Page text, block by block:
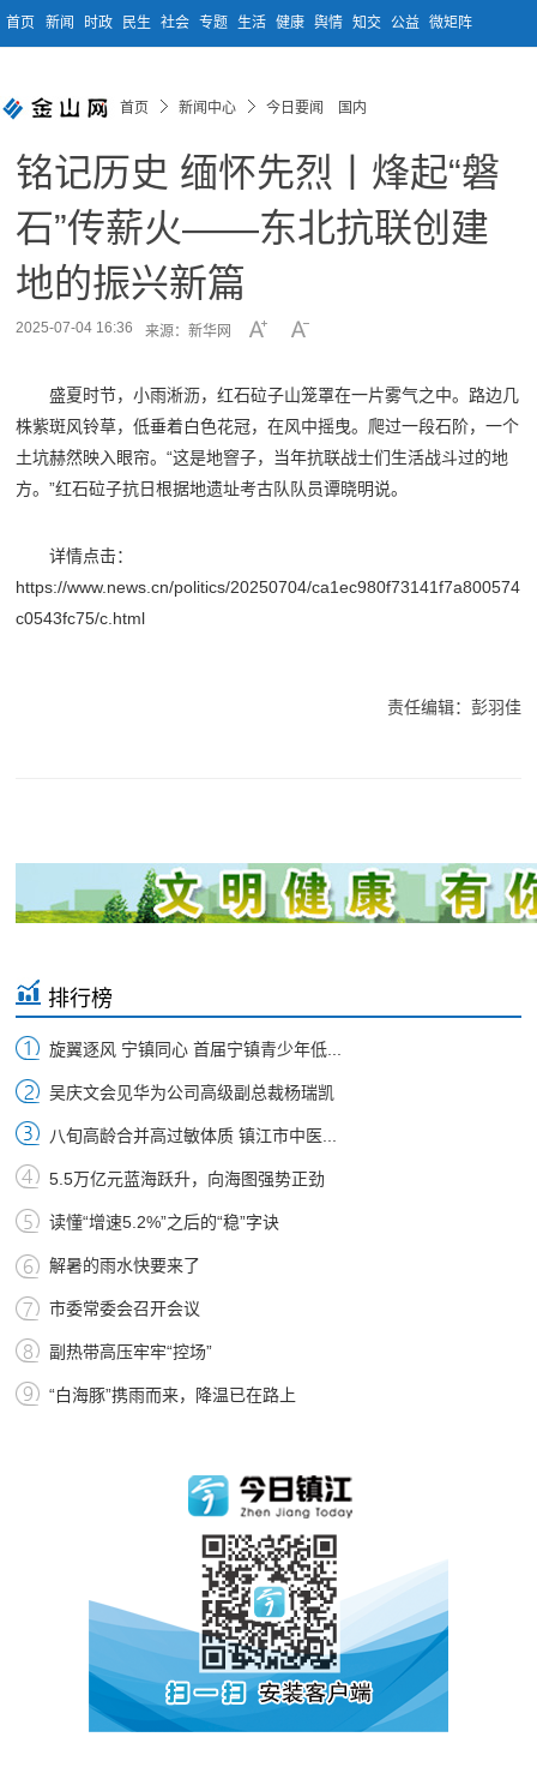
首页 新闻 时政 民生 社会 专题 生活 健康 舆情 知交 公益 微矩阵
首页 新闻中心 今日要闻 国内
铭记历史 缅怀先烈丨烽起“磐
石”传薪火——东北抗联创建
地的振兴新篇
2025-07-04 16:36 来源：新华网
盛夏时节，小雨淅沥，红石砬子山笼罩在一片雾气之中。路边几
株紫斑风铃草，低垂着白色花冠，在风中摇曳。爬过一段石阶，一个
土坑赫然映入眼帘。“这是地窨子，当年抗联战士们生活战斗过的地
方。”红石砬子抗日根据地遗址考古队队员谭晓明说。
详情点击：
https://www.news.cn/politics/20250704/ca1ec980f73141f7a800574
c0543fc75/c.html
责任编辑：彭羽佳
排行榜
旋翼逐风 宁镇同心 首届宁镇青少年低...
吴庆文会见华为公司高级副总裁杨瑞凯
八旬高龄合并高过敏体质 镇江市中医...
5.5万亿元蓝海跃升，向海图强势正劲
读懂“增速5.2%”之后的“稳”字诀
解暑的雨水快要来了
市委常委会召开会议
副热带高压牢牢“控场”
“白海豚”携雨而来，降温已在路上